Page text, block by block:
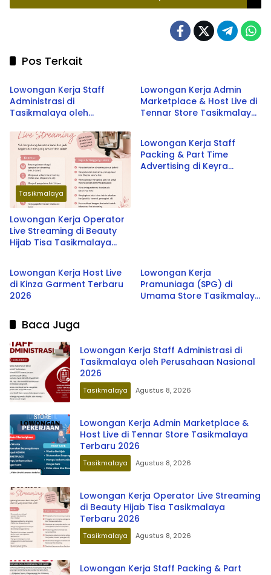
SMA SMK
Pos Terkait
Tasikmalaya
Lowongan Kerja Staff
Administrasi di
Tasikmalaya oleh
Lowongan Kerja Admin
Marketplace & Host Live di
Tennar Store Tasikmalaya
Tasikmalaya
Lowongan Kerja Operator
Live Streaming di Beauty
Hijab Tisa Tasikmalaya
Tasikmalaya
Lowongan Kerja Staff
Packing & Part Time
Advertising di Keyra
Tasikmalaya
Lowongan Kerja Host Live
di Kinza Garment Terbaru
2026
Lowongan Kerja
Pramuniaga (SPG) di
Umama Store Tasikmalaya
Baca Juga
Lowongan Kerja Staff Administrasi di
Tasikmalaya oleh Perusahaan Nasional
2026
Tasikmalaya Agustus 8, 2026
Lowongan Kerja Admin Marketplace &
Host Live di Tennar Store Tasikmalaya
Terbaru 2026
Tasikmalaya Agustus 8, 2026
Lowongan Kerja Operator Live Streaming
di Beauty Hijab Tisa Tasikmalaya
Terbaru 2026
Tasikmalaya Agustus 8, 2026
Lowongan Kerja Staff Packing & Part